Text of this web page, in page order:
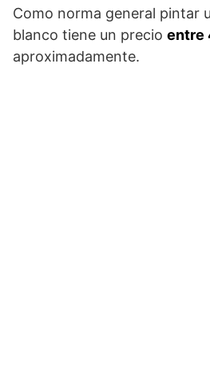
Como norma general pintar
blanco tiene un precio entre
aproximadamente.